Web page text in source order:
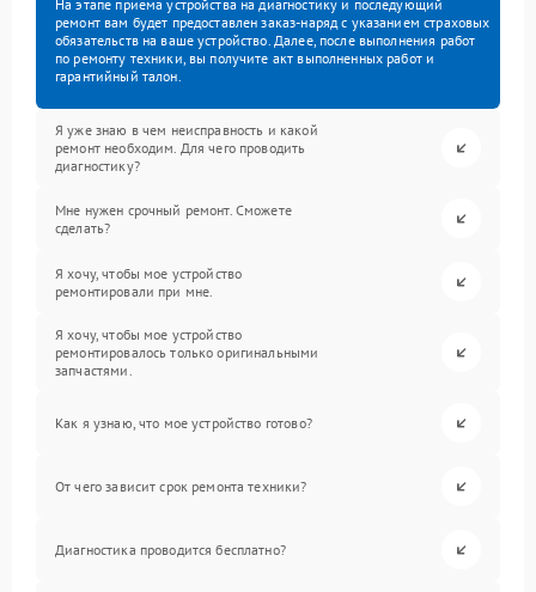
На этапе приема устройства на диагностику и последующий
ремонт вам будет предоставлен заказ-наряд с указанием страховых
обязательств на ваше устройство. Далее, после выполнения работ
по ремонту техники, вы получите акт выполненных работ и
гарантийный талон.
Я уже знаю в чем неисправность и какой
ремонт необходим. Для чего проводить
диагностику?
Мне нужен срочный ремонт. Сможете
сделать?
Я хочу, чтобы мое устройство
ремонтировали при мне.
Я хочу, чтобы мое устройство
ремонтировалось только оригинальными
запчастями.
Как я узнаю, что мое устройство готово?
От чего зависит срок ремонта техники?
Диагностика проводится бесплатно?